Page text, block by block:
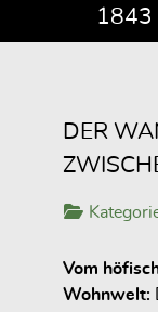
1843
DER
Vom
Wohnwelt: